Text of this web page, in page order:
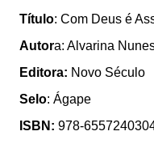
Título: Com Deus é
Autora: Alvarina
Editora: Novo Século
Selo: Ágape
ISBN: 978-